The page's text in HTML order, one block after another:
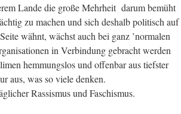
Lande die große Mehrheit darum bemüht
zu machen und sich deshalb politisch auf
wähnt, wächst auch bei ganz ’normalen
in Verbindung gebracht werden
hemmungslos und offenbar aus tiefster
aus, was so viele denken.
Rassismus und Faschismus.